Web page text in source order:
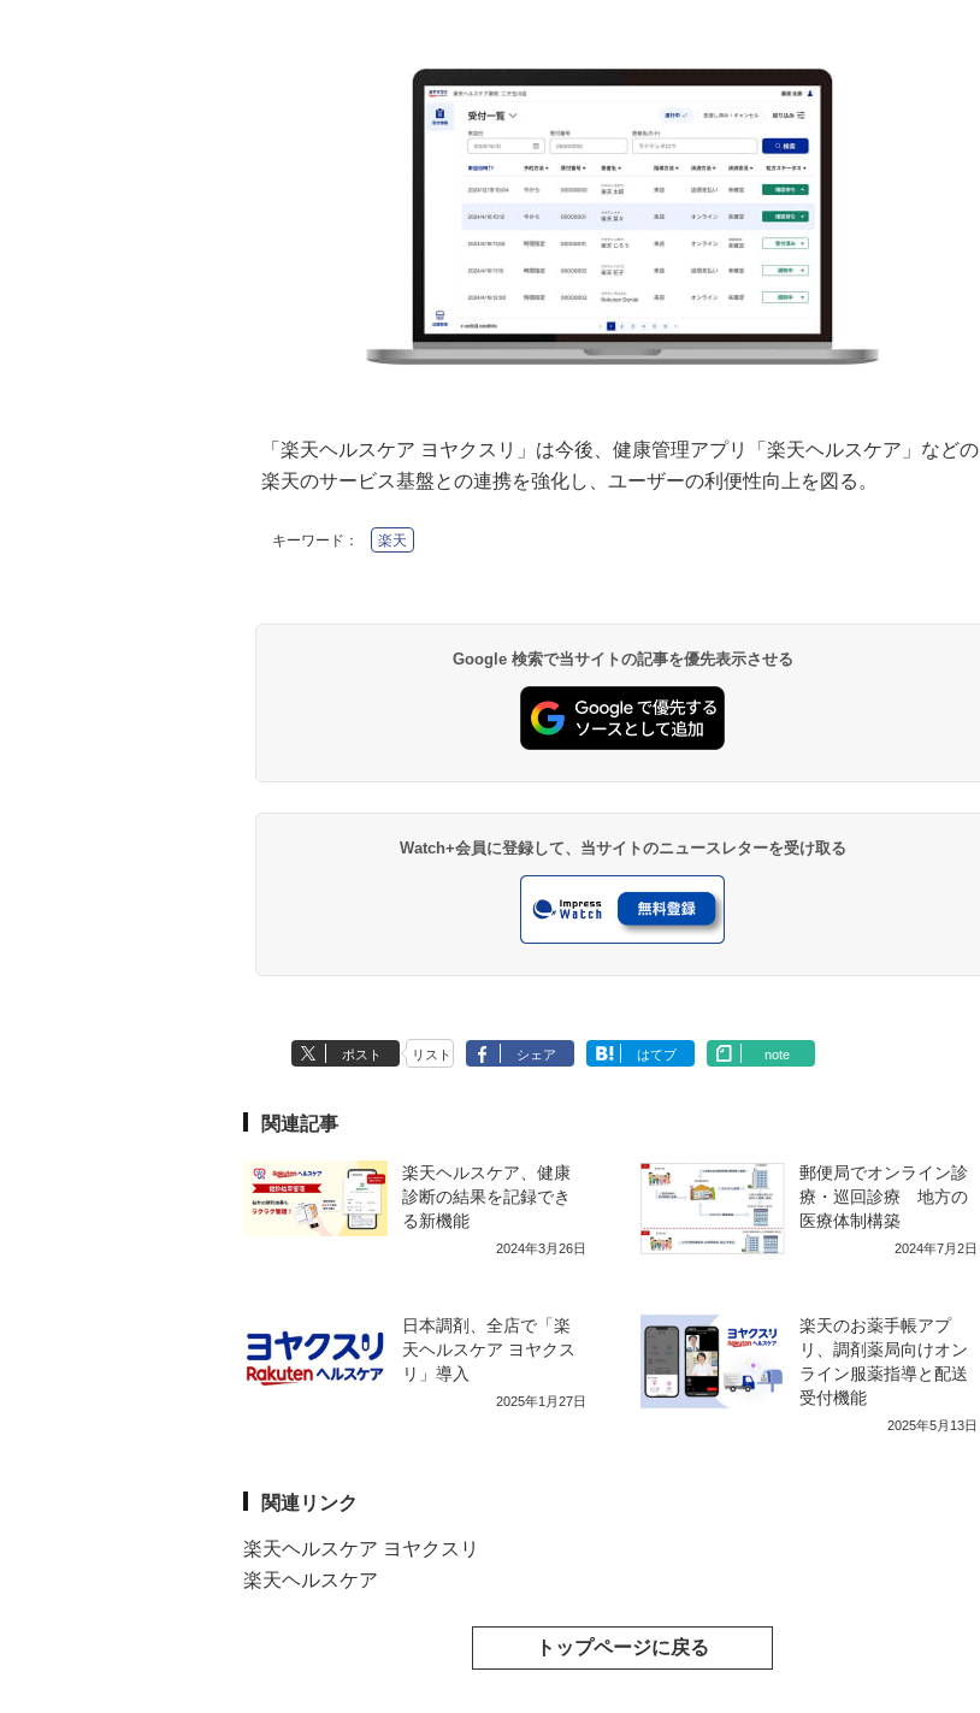
「楽天ヘルスケア ヨヤクスリ」は今後、健康管理アプリ「楽天ヘルスケア」などの
楽天のサービス基盤との連携を強化し、ユーザーの利便性向上を図る。
キーワード： 楽天
Google 検索で当サイトの記事を優先表示させる
Watch+会員に登録して、当サイトのニュースレターを受け取る
ポスト リスト シェア はてブ note
関連記事
楽天ヘルスケア、健康
診断の結果を記録でき
る新機能
2024年3月26日
郵便局でオンライン診
療・巡回診療 地方の
医療体制構築
2024年7月2日
日本調剤、全店で「楽
天ヘルスケア ヨヤクス
リ」導入
2025年1月27日
楽天のお薬手帳アプ
リ、調剤薬局向けオン
ライン服薬指導と配送
受付機能
2025年5月13日
関連リンク
楽天ヘルスケア ヨヤクスリ
楽天ヘルスケア
トップページに戻る